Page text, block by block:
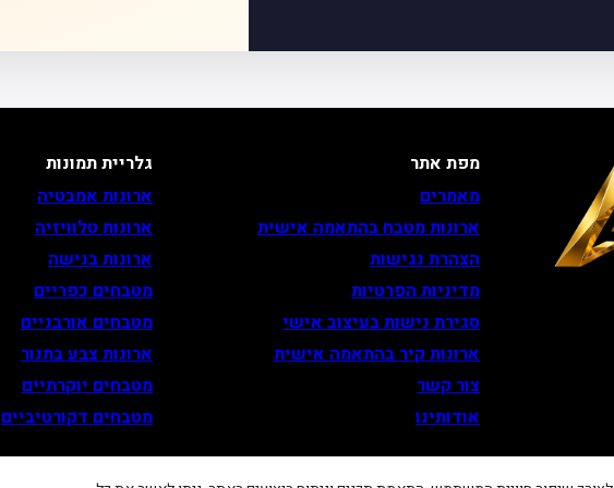
מפת אתר
מאמרים
ארונות מטבח בהתאמה אישית
הצהרת נגישות
מדיניות הפרטיות
סגירת נישות בעיצוב אישי
ארונות קיר בהתאמה אישית
צור קשר
אודותינו
גלריית תמונות
ארונות אמבטיה
ארונות טלוויזיה
ארונות בנישה
מטבחים כפריים
מטבחים אורבניים
ארונות צבע בתנור
מטבחים יוקרתיים
מטבחים דקורטיביים